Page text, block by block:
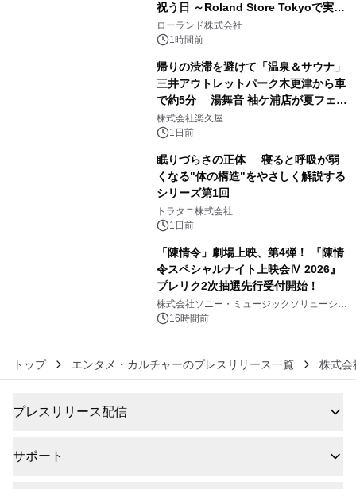
祝う日 ～Roland Store Tokyoで実機
を展示しての 記念キャンペーンを開
催 英国ラジオ「NTS」の 特別プログ
ラムや、「TR-808」を愛する伝説的
アーティストを フィーチャーしたアニ
メーションを公開～
ローランド株式会社
1時間前
帰りの渋滞を避けて「温泉＆サウナ」
三井アウトレットパーク木更津から車
で約5分 湯舞音 袖ケ浦店が夏フェア
メニューを提供
株式会社楽久屋
1日前
眠りづらさの正体──寝ると呼吸が弱
くなる"体の構造"をやさしく解説する
シリーズ第1回
トラタニ株式会社
1日前
「陳情令」劇場上映、第4弾！ 『陳情
令スペシャルナイト上映会Ⅳ 2026』
プレリク2次抽選先行受付開始！
株式会社ソニー・ミュージックソリューショ
ンズ16時間前
トップ エンタメ・カルチャーのプレスリリース一覧 株式
プレスリリース配信
サポート